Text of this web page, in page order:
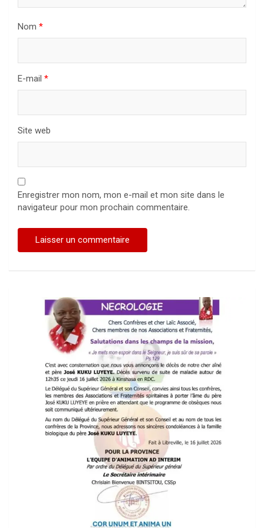
Nom *
E-mail *
Site web
Enregistrer mon nom, mon e-mail et mon site dans le
navigateur pour mon prochain commentaire.